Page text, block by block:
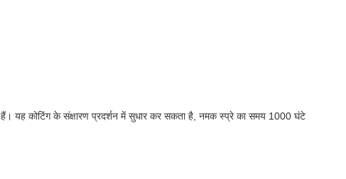
हैं। यह कोटिंग के संक्षारण प्रदर्शन में सुधार कर सकता है, नमक स्प्रे का समय 1000 घंटे